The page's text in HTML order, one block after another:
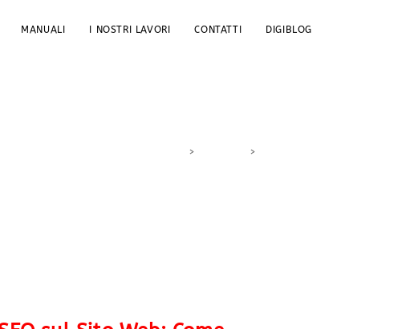
MANUALI I NOSTRI LAVORI CONTATTI DIGIBLOG
> >